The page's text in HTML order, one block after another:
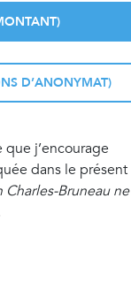
D’ANONYMAT)
j’encourage
dans le présent
Charles-Bruneau ne